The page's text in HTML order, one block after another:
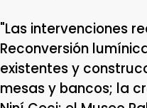
"Las intervenciones
Reconversión
existentes y
mesas y bancos; la